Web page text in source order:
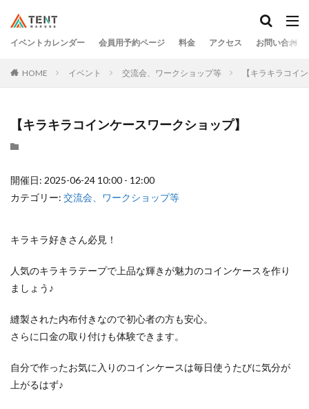
イベントカレンダー 会員用予約ページ 料金 アクセス お問い合わせ
HOME イベント 交流会、ワークショップ等 【キラキラコイ
【キラキラコインケースワークショップ】
開催日: 2025-06-24 10:00 - 12:00
カテゴリー: 交流会、ワークショップ等
キラキラ好きさん必見！
人気のキラキラテープで上品な輝きが魅力のコインケースを作り
ましょう♪
縫製された内布付きなので初心者の方も安心。
さらに口金の取り付けも体験できます。
自分で作ったお気に入りのコインケースは毎日使うたびに気分が
上がるはず♪